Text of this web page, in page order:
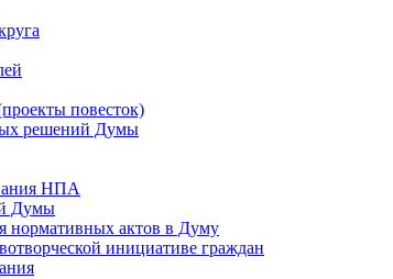
повесток)
решений Думы
НПА
Думы
нормативных актов в Думу
инициативе граждан